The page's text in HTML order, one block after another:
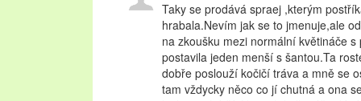
Taky se prodává spraej ,kterým
hrabala.Nevím jak se to jmenuje,ale
na zkoušku mezi normální květináče
postavila jeden menší s šantou.Ta
dobře poslouží kočičí tráva a mně se
tam vždycky něco co jí chutná a ona